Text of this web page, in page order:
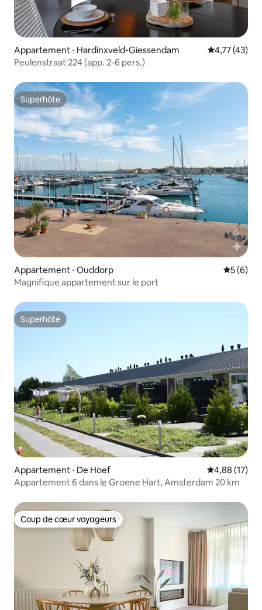
Appartement ⋅ Hardinxveld-Giessendam Évaluation
4,77 (43)
Peulenstraat 224 (app. 2-6 pers.)
Superhôte
Superhôte
Appartement ⋅ Ouddorp
5 (6)
Magnifique appartement sur le port
Superhôte
Superhôte
Appartement ⋅ De Hoef Évaluation
4,88 (17)
Appartement 6 dans le Groene Hart, Amsterdam 20 km
Coup de cœur voyageurs
Coup de cœur voyageurs